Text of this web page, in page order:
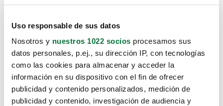
Uso responsable de sus datos
Nosotros y nuestros 1022 socios procesamos sus
datos personales, p.ej., su dirección IP, con tecnologías
como las cookies para almacenar y acceder la
información en su dispositivo con el fin de ofrecer
publicidad y contenido personalizados, medición de
publicidad y contenido, investigación de audiencia y
Lo sentimos, no sabemos como
te hemos traido hasta aquí.